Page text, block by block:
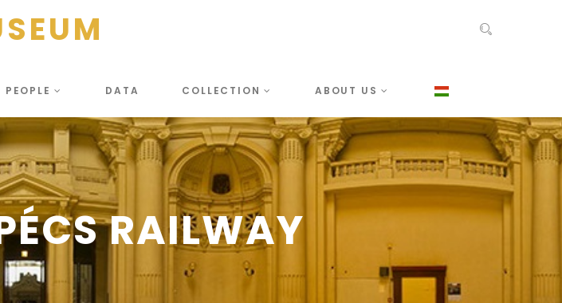
PEOPLE DATA COLLECTION ABOUT US
RAILWAY